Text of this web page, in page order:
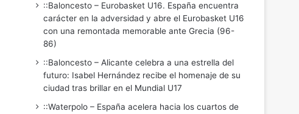
::Baloncesto – Eurobasket U16. España encuentra
carácter en la adversidad y abre el Eurobasket U16
con una remontada memorable ante Grecia (96-
86)
::Baloncesto – Alicante celebra a una estrella del
futuro: Isabel Hernández recibe el homenaje de su
ciudad tras brillar en el Mundial U17
::Waterpolo – España acelera hacia los cuartos de